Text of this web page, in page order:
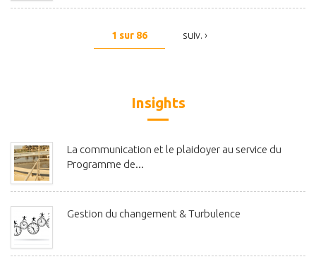
1 sur 86 suiv. ›
Insights
La communication et le plaidoyer au service du
Programme de...
Gestion du changement & Turbulence